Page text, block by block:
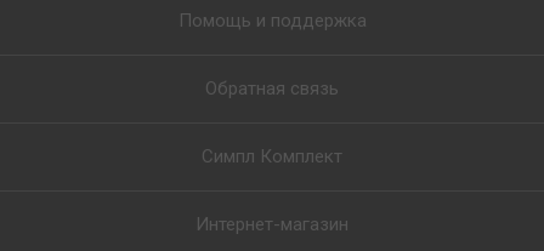
Помощь и поддержка
Обратная связь
Симпл Комплект
Интернет-магазин